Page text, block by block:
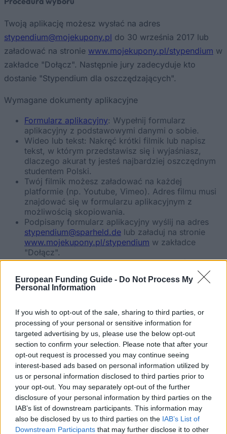
European Funding Guide - Do Not Process My
Personal Information
If you wish to opt-out of the sale, sharing to third parties, or
processing of your personal or sensitive information for
targeted advertising by us, please use the below opt-out
section to confirm your selection. Please note that after your
opt-out request is processed you may continue seeing
interest-based ads based on personal information utilized by
us or personal information disclosed to third parties prior to
your opt-out. You may separately opt-out of the further
disclosure of your personal information by third parties on the
IAB’s list of downstream participants. This information may
also be disclosed by us to third parties on the IAB’s List of
Downstream Participants that may further disclose it to other
Twoją aplikację możesz wysłać na adres
stypendium@mojekupony.pl do 30 września 2017 lub
załadować na stronie www.mojekupony.pl/stypendium w
zakładce "Dołącz". Następnie jury zadecyduje kto
dostanie "Stypendium dla oszczędzających".
Wymagane dokumenty aplikacyjne
Formularz aplikacyjny: Wypełnij formularz
aplikacyjny z podstawowymi danymi o sobie.
Wideo lub tekst: Nakręć krótki filmik lub napisz
tekst, w którym przedstawisz się i wyjaśniasz,
dlaczego akurat ty jesteś najbardziej oszczędnym
studentem Polski.
Twój filmik możesz załadować na każdej
platformie (np. Youtube, Vimeo). Adres filmu musi
znajdować się w formularzu aplikacyjnym z
możliwością skopiowania.
Podpisany formularz aplikacyjny wyślij na adres
stypendium@sparheld.de lub załaduj na stronie
www.mojekupony.pl/stypendium w zakładce
"Dołącz".
Rozmiar załącznika nie może przekraczać 2 MB
Termin aplikacji
Obowiązuję następujący termin zakończenia aplikacji:
Deadline:30.09.2017
Send us feedback on this entry
NasiPartnerzy